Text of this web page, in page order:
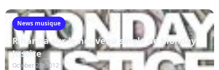
News musique
Rihanna sur le nouveau single de Monday
Justice
October 23, 2012